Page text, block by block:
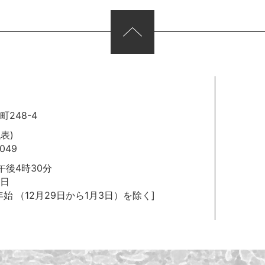
町248-4
)
後4時30分
始
（12月29日から1月3日）を除く]